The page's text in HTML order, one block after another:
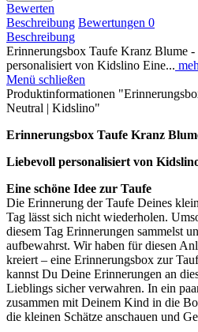
Bewerten
Beschreibung Bewertungen 0
Beschreibung
Erinnerungsbox Taufe Kranz Blume
personalisiert von Kidslino Eine...
Menü schließen
Produktinformationen
Neutral | Kidslino"
Erinnerungsbox Taufe Kranz
Liebevoll personalisiert von
Eine schöne Idee zur Taufe
Die Erinnerung der Taufe Deines
Tag lässt sich nicht wiederholen.
diesem Tag Erinnerungen sammelst
aufbewahrst. Wir haben für diesen
kreiert – eine Erinnerungsbox zur
kannst Du Deine Erinnerungen an
Lieblings sicher verwahren. In ein
zusammen mit Deinem Kind in die
die kleinen Schätze anschauen und